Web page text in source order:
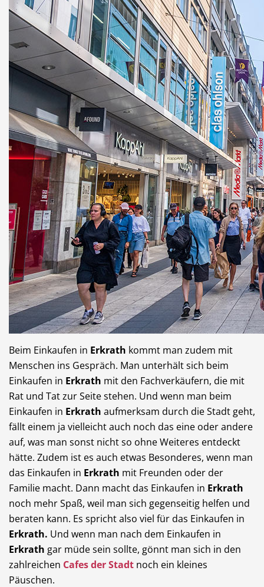
Beim Einkaufen in Erkrath kommt man zudem mit
Menschen ins Gespräch. Man unterhält sich beim
Einkaufen in Erkrath mit den Fachverkäufern, die mit
Rat und Tat zur Seite stehen. Und wenn man beim
Einkaufen in Erkrath aufmerksam durch die Stadt geht,
fällt einem ja vielleicht auch noch das eine oder andere
auf, was man sonst nicht so ohne Weiteres entdeckt
hätte. Zudem ist es auch etwas Besonderes, wenn man
das Einkaufen in Erkrath mit Freunden oder der
Familie macht. Dann macht das Einkaufen in Erkrath
noch mehr Spaß, weil man sich gegenseitig helfen und
beraten kann. Es spricht also viel für das Einkaufen in
Erkrath. Und wenn man nach dem Einkaufen in
Erkrath gar müde sein sollte, gönnt man sich in den
zahlreichen Cafes der Stadt noch ein kleines
Päuschen.